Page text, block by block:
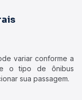
variar conforme a
o tipo de ônibus
sua passagem.